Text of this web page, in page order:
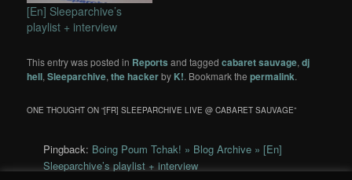
[En] Sleeparchive’s
playlist + interview
This entry was posted in Reports and taggedcabaret sauvage,dj
hell,Sleeparchive,the hackerby K!. Bookmark thepermalink.
ONE THOUGHT ON “[FR] SLEEPARCHIVE LIVE @ CABARET SAUVAGE”
Pingback: Boing Poum Tchak! » Blog Archive » [En]
Sleeparchive’s playlist + interview